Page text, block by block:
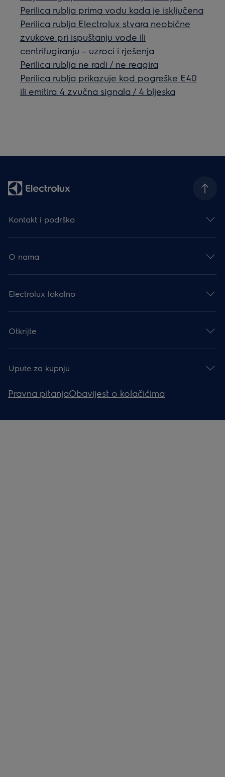
Perilica rublja prima vodu kada je isključena
Perilica rublja Electrolux stvara neobične
zvukove pri ispuštanju vode ili
centrifugiranju – uzroci i rješenja
Perilica rublja ne radi / ne reagira
Perilica rublja prikazuje kod pogreške E40
ili emitira 4 zvučna signala / 4 bljeska
Kontakt i podrška
O nama
Electrolux lokalno
Otkrijte
Upute za kupnju
Pravna pitanjaObavijest o kolačićima